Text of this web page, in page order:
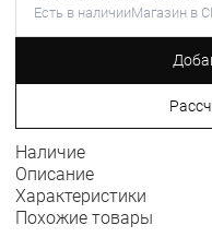
Есть в наличииМагазин в
Наличие
Описание
Характеристики
Похожие товары